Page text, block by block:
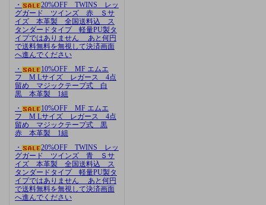
・
20%OFF TWINS レッ
グガード ツインズ 赤 Ｓサ
イズ 本革製 全国送料込 ス
タンダードタイプ 軽量PU製タ
イプではありません あと何円
で送料無料を無視して決済画面
へ進んでください
・
10%OFF MF エムエ
フ M Lサイズ レガース 4点
留め マジックテープ式 白
黒 本革製 1組
・
10%OFF MF エムエ
フ M Lサイズ レガース 4点
留め マジックテープ式 黒
赤 本革製 1組
・
20%OFF TWINS レッ
グガード ツインズ 青 Ｓサ
イズ 本革製 全国送料込 ス
タンダードタイプ 軽量PU製タ
イプではありません あと何円
で送料無料を無視して決済画面
へ進んでください